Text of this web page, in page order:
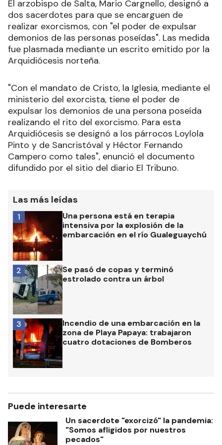
El arzobispo de Salta, Mario Cargnello, designó a
dos sacerdotes para que se encarguen de
realizar exorcismos, con "el poder de expulsar
demonios de las personas poseídas". Las medida
fue plasmada mediante un escrito emitido por la
Arquidiócesis norteña.
"Con el mandato de Cristo, la Iglesia, mediante el
ministerio del exorcista, tiene el poder de
expulsar los demonios de una persona poseída
realizando el rito del exorcismo. Para esta
Arquidiócesis se designó a los párrocos Loylola
Pinto y de Sancristóval y Héctor Fernando
Campero como tales", enunció el documento
difundido por el sitio del diario El Tribuno.
Las más leídas
Una persona está en terapia
intensiva por la explosión de la
embarcación en el río Gualeguaychú
1
Se pasó de copas y terminó
estrolado contra un árbol
2
Incendio de una embarcación en la
zona de Playa Papaya: trabajaron
cuatro dotaciones de Bomberos
3
Puede interesarte
Un sacerdote "exorcizó" la pandemia:
"Somos afligidos por nuestros
pecados"